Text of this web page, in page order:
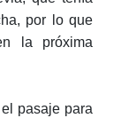
por lo que
la próxima
pasaje para